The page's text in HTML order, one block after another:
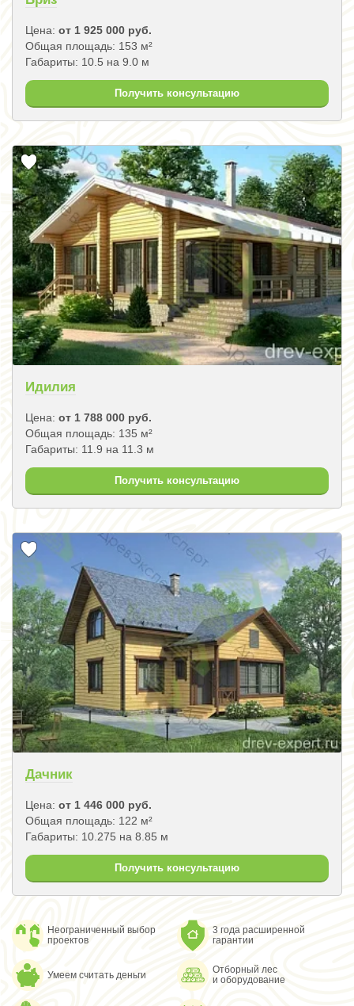
Цена: от 1 925 000 руб.
Общая площадь: 153 м²
Габариты: 10.5 на 9.0 м
Получить консультацию
Идилия
Цена: от 1 788 000 руб.
Общая площадь: 135 м²
Габариты: 11.9 на 11.3 м
Получить консультацию
Дачник
Цена: от 1 446 000 руб.
Общая площадь: 122 м²
Габариты: 10.275 на 8.85 м
Получить консультацию
Неограниченный выбор
проектов
3 года расширенной
гарантии
Умеем считать деньги
Отборный лес
и оборудование